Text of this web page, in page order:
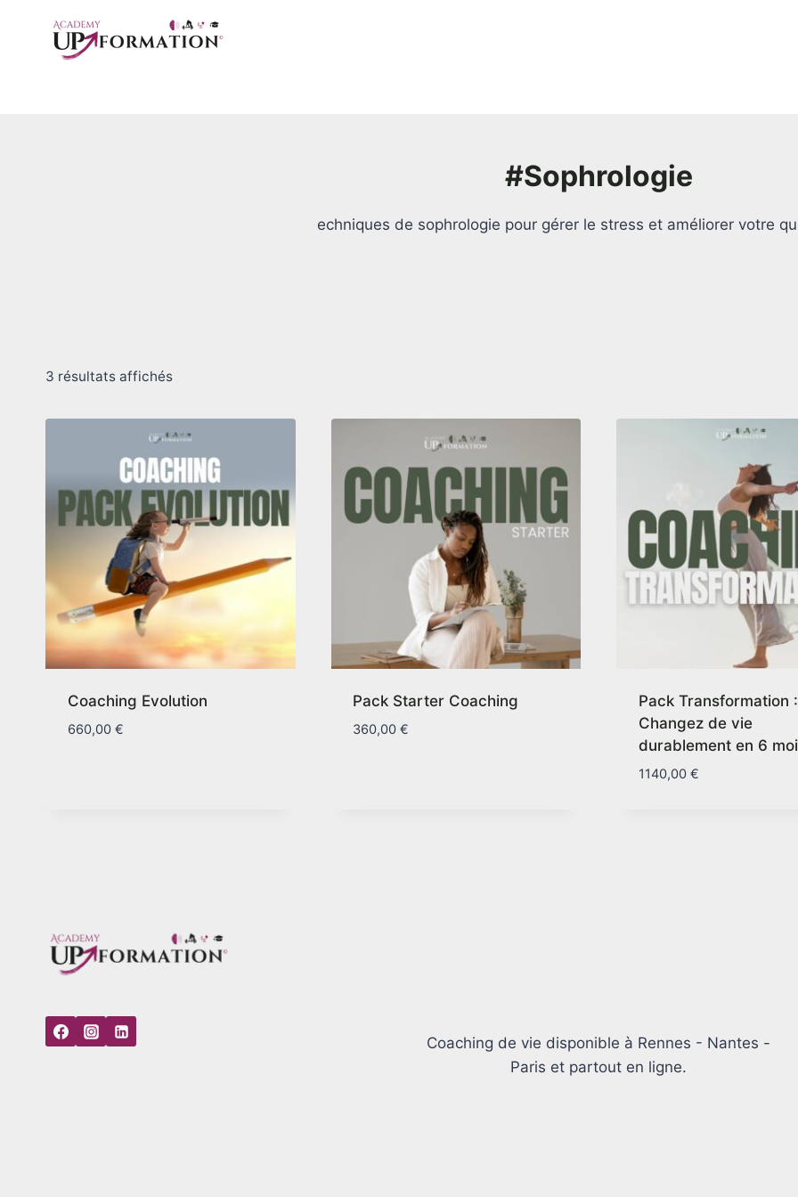
#Sophrologie
echniques de sophrologie pour gérer le stress et améliorer votre
3 résultats affichés
Coaching Evolution
660,00 €
Pack Starter Coaching
360,00 €
Pack Transformation :
Changez de vie
durablement en 6
1140,00 €
Coaching de vie disponible à Rennes - Nantes -
Paris et partout en ligne.